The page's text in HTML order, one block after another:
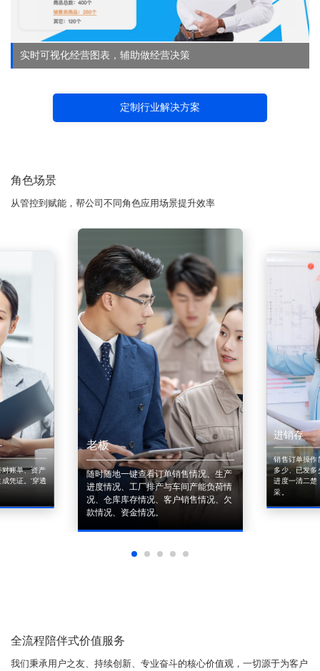
实时可视化经营图表，辅助做经营决策
定制行业解决方案
角色场景
从管控到赋能，帮公司不同角色应用场景提升效率
账单、资产
凭证。'穿透
老板
随时随地一键查看订单销售情况、生产
进度情况、工厂排产与车间产能负荷情
况、仓库库存情况、客户销售情况、欠
款情况、资金情况。
进销存
销售订单操作
多少、已发多
进度一清二楚
采。
全流程陪伴式价值服务
我们秉承用户之友、持续创新、专业奋斗的核心价值观，一切源于为客户